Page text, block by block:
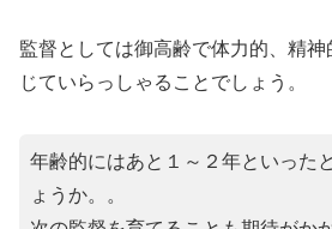
監督としては御高齢で体力的、精
じていらっしゃることでしょう。
年齢的にはあと１～２年といった
ょうか。。